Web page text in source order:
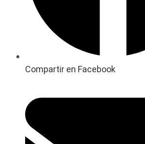
Compartir en Facebook